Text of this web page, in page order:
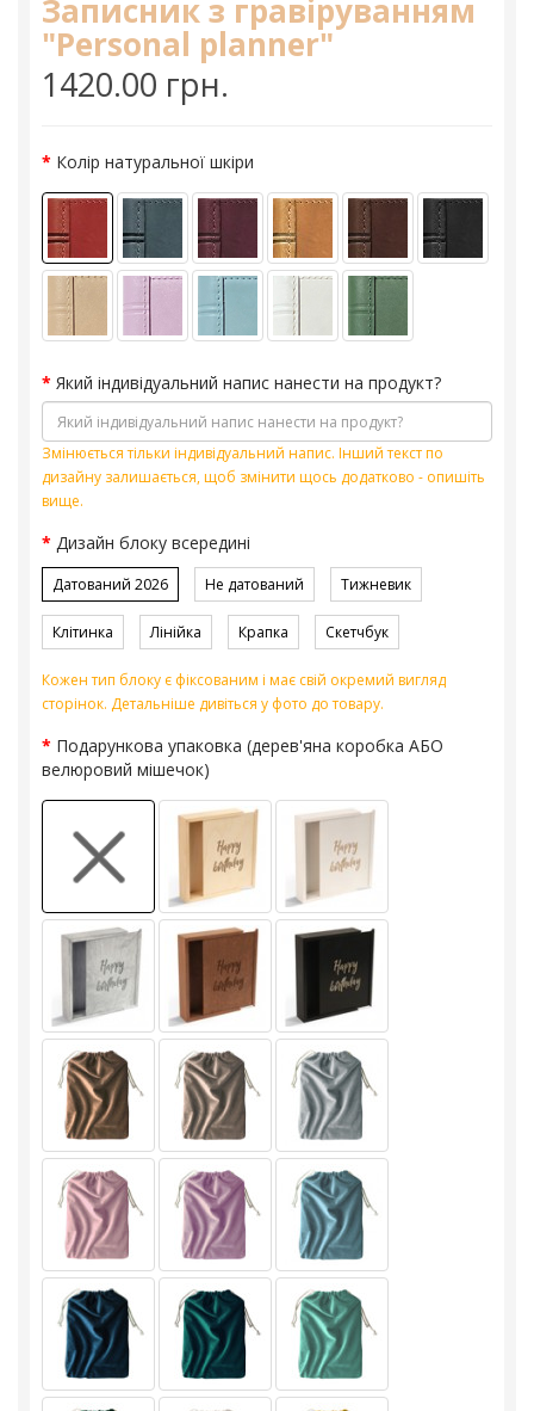
Записник з гравіруванням
"Personal planner"
1420.00 грн.
Колір натуральної шкіри
Який індивідуальний напис нанести на продукт?
Змінюється тільки індивідуальний напис. Інший текст по
дизайну залишається, щоб змінити щось додатково - опишіть
вище.
Дизайн блоку всередині
Датований 2026 Не датований Тижневик
Клітинка Лінійка Крапка Скетчбук
Кожен тип блоку є фіксованим і має свій окремий вигляд
сторінок. Детальніше дивіться у фото до товару.
Подарункова упаковка (дерев'яна коробка АБО
велюровий мішечок)